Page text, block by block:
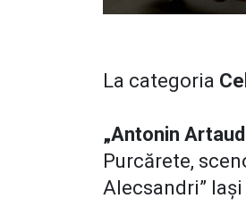
La categoria
„Antonin
Purcărete,
Alecsandri” Iași